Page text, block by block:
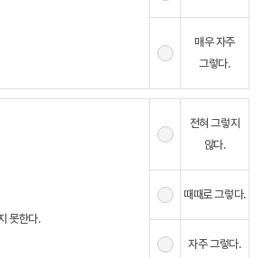
매우 자주
그렇다.
못한다.
전혀 그렇지
않다.
때때로 그렇다.
자주 그렇다.